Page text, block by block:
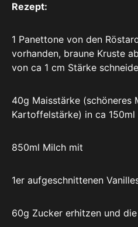
Rezept:
1 Panettone von den
vorhanden, braune Kruste
von ca 1 cm Stärke
40g Maisstärke (schöneres
Kartoffelstärke) in ca
850ml Milch mit
1er aufgeschnittenen
60g Zucker erhitzen und die